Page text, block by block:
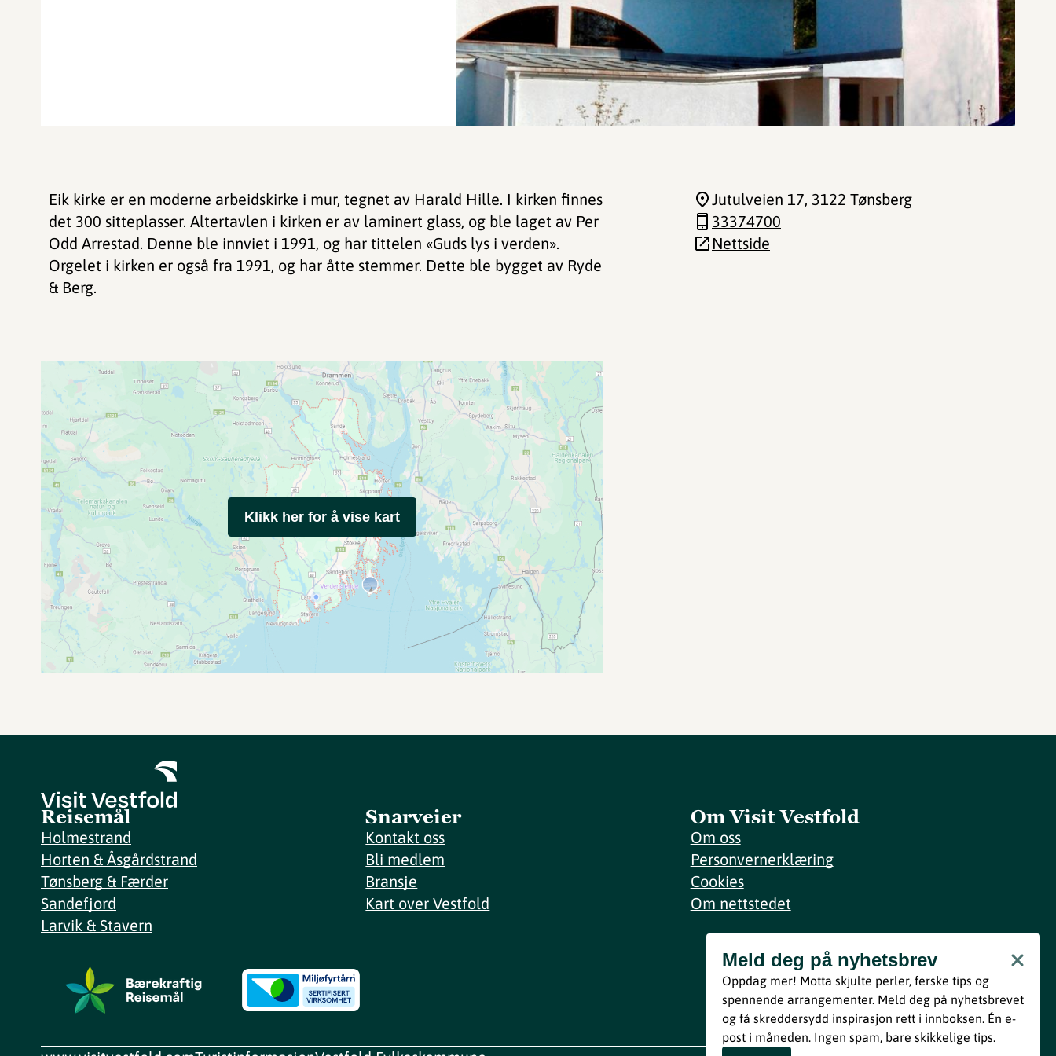
Eik kirke er en moderne arbeidskirke i mur, tegnet av Harald Hille. I kirken finnes
det 300 sitteplasser. Altertavlen i kirken er av laminert glass, og ble laget av Per
Odd Arrestad. Denne ble innviet i 1991, og har tittelen «Guds lys i verden».
Orgelet i kirken er også fra 1991, og har åtte stemmer. Dette ble bygget av Ryde
& Berg.
Jutulveien 17, 3122 Tønsberg
33374700
Nettside
Klikk her for å vise kart
Reisemål
Holmestrand
Horten & Åsgårdstrand
Tønsberg & Færder
Sandefjord
Larvik & Stavern
Snarveier
Kontakt oss
Bli medlem
Bransje
Kart over Vestfold
Om Visit Vestfold
Om oss
Personvernerklæring
Cookies
Om nettstedet
Meld deg på nyhetsbrev
Bli med
Ved å melde deg inn godtar du våre vilkår i henhold til vår
personvernerklæring.
Meld deg på nyhetsbrev
Oppdag mer! Motta skjulte perler, ferske tips og
spennende arrangementer. Meld deg på nyhetsbrevet
og få skreddersydd inspirasjon rett i innboksen. Én e-
post i måneden. Ingen spam, bare skikkelige tips.